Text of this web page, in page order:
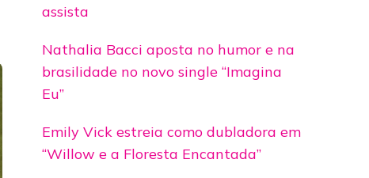
assista
Nathalia Bacci aposta no humor e na
brasilidade no novo single “Imagina
Eu”
Emily Vick estreia como dubladora em
“Willow e a Floresta Encantada”